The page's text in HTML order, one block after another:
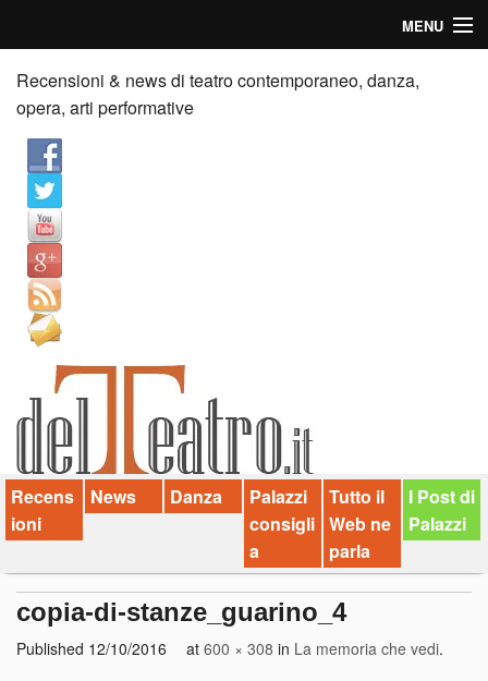
MENU
Home
Recensioni
Anticipazioni
News
Palazzi consiglia
Video
Chi siamo
Contatti
dT in English
Recensioni & news di teatro contemporaneo, danza,
opera, arti performative
Recens
ioni
News Danza
Palazzi
consigli
a
Tutto il
Web ne
parla
I Post di
Palazzi
copia-di-stanze_guarino_4
Published 12/10/2016 at 600 × 308 in La memoria che vedi.